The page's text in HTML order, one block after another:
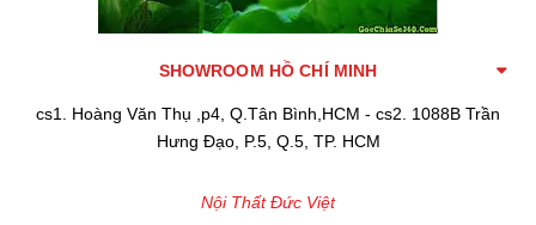
SHOWROOM HỒ CHÍ MINH
cs1. Hoàng Văn Thụ ,p4, Q.Tân Bình,HCM - cs2. 1088B Trần
Hưng Đạo, P.5, Q.5, TP. HCM
Nội Thất Đức Việt